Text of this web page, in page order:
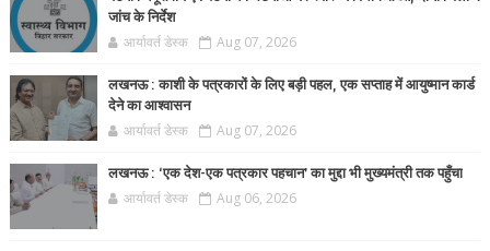
जांच के निर्देश
आर्यावर्त डेस्क Aug 07, 2026
लखनऊ : काशी के पत्रकारों के लिए बड़ी पहल, एक सप्ताह में आयुष्मान कार्ड
देने का आश्वासन
आर्यावर्त डेस्क Aug 07, 2026
लखनऊ : ‘एक देश-एक पत्रकार पहचान’ का मुद्दा भी मुख्यमंत्री तक पहुँचा
आर्यावर्त डेस्क Aug 06, 2026